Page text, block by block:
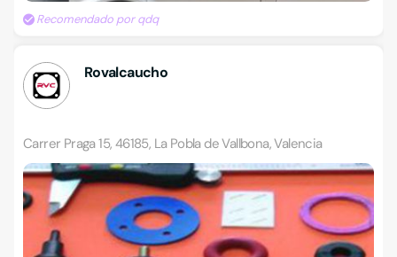
Recomendado por qdq
Rovalcaucho
Carrer Praga 15, 46185, La Pobla de Vallbona, Valencia